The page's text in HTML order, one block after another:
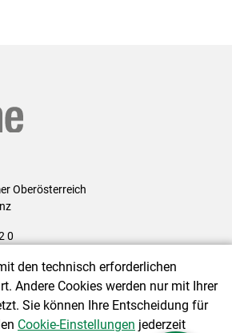
Oberösterreich
0
Gewinnspiele|Datenschutzerklärung |
Einstellungen
den technisch erforderlichen
Andere Cookies werden nur mit Ihrer
Sie können Ihre Entscheidung für
Cookie-Einstellungen jederzeit